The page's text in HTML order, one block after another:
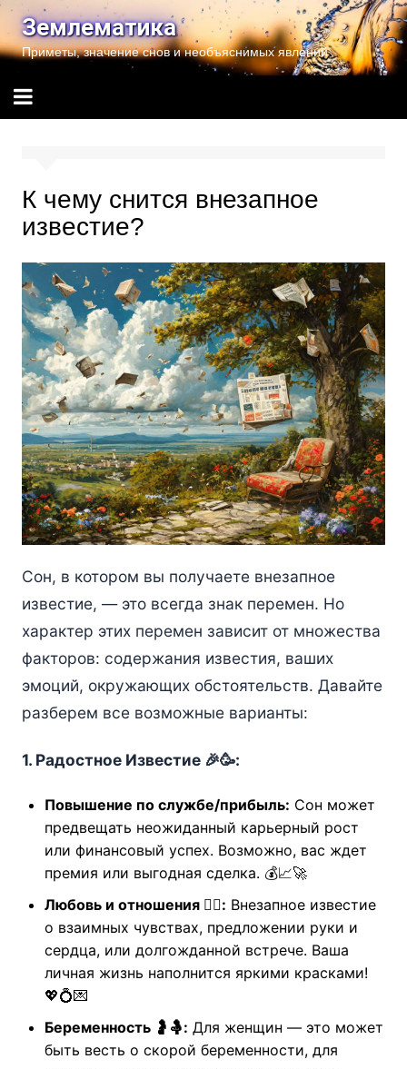
Перейти
содержимому
Землематика
Приметы, значение снов и необъяснимых явлений
К чему снится внезапное
известие?
Сон, в котором вы получаете внезапное
известие, — это всегда знак перемен. Но
характер этих перемен зависит от множества
факторов: содержания известия, ваших
эмоций, окружающих обстоятельств. Давайте
разберем все возможные варианты:
1. Радостное Известие 🎉🥳:
Повышение по службе/прибыль: Сон может
предвещать неожиданный карьерный рост
или финансовый успех. Возможно, вас ждет
премия или выгодная сделка. 💰📈🚀
Любовь и отношения ❤️‍🔥: Внезапное известие
о взаимных чувствах, предложении руки и
сердца, или долгожданной встрече. Ваша
личная жизнь наполнится яркими красками!
💖💍💌
Беременность 🤰🤱: Для женщин — это может
быть весть о скорой беременности, для